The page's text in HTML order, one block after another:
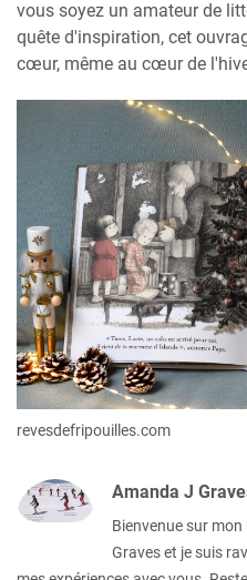
vous soyez un amateur de
quête d'inspiration, cet
cœur, même au cœur de
revesdefripouilles.com
Amanda J
Bienvenue sur
Graves et je suis